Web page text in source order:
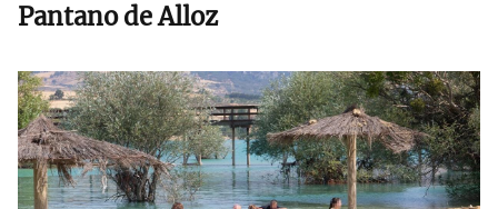
Pantano de Alloz